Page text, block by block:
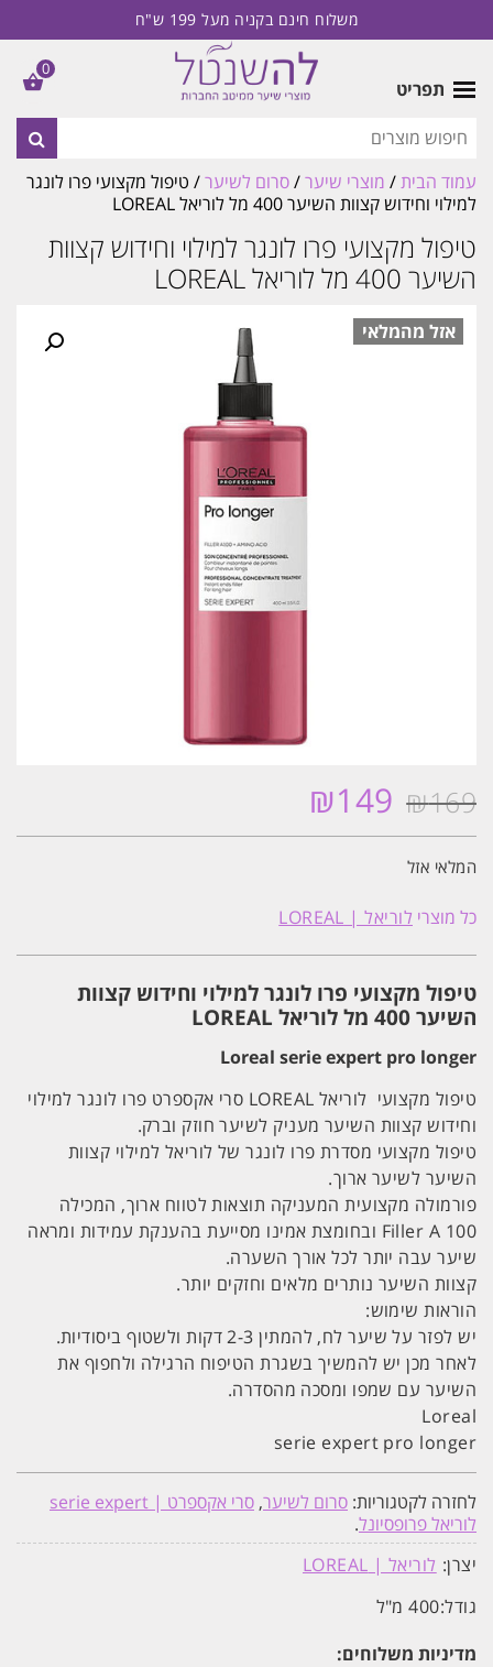
משלוח חינם בקניה מעל 199 ש"ח
תפריט
עמוד הבית/ מוצרי שיער/סרום לשיער/ טיפול מקצועי פרו לונגר
למילוי וחידוש קצוות השיער 400 מל לוריאל LOREAL
טיפול מקצועי פרו לונגר למילוי וחידוש קצוות
השיער 400 מל לוריאל LOREAL
₪169
המחיר
₪149
המלאי אזל
כל מוצרי לוריאל | LOREAL
טיפול מקצועי פרו לונגר למילוי וחידוש קצוות
השיער 400 מל לוריאל LOREAL
Loreal serie expert pro longer
טיפול מקצועי לוריאל LOREAL סרי אקספרט פרו לונגר למילוי
וחידוש קצוות השיער מעניק לשיער חוזק וברק.
טיפול מקצועי מסדרת פרו לונגר של לוריאל למילוי קצוות
השיער לשיער ארוך.
פורמולה מקצועית המעניקה תוצאות לטווח ארוך, המכילה
Filler A 100 ובחומצת אמינו מסייעת בהענקת עמידות ומראה
שיער עבה יותר לכל אורך השערה.
קצוות השיער נותרים מלאים וחזקים יותר.
הוראות שימוש:
יש לפזר על שיער לח, להמתין 2-3 דקות ולשטוף ביסודיות.
לאחר מכן יש להמשיך בשגרת הטיפוח הרגילה ולחפוף את
השיער עם שמפו ומסכה מהסדרה.
Loreal
serie expert pro longer
לחזרה לקטגוריות: סרום לשיער,
סרי אקספרט | serie expert
לוריאל פרופסיונל.
יצרן: לוריאל | LOREAL
גודל:400 מ"ל
מדיניות משלוחים:
0